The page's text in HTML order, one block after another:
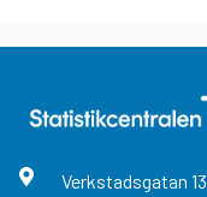
Verkstadsgatan 13